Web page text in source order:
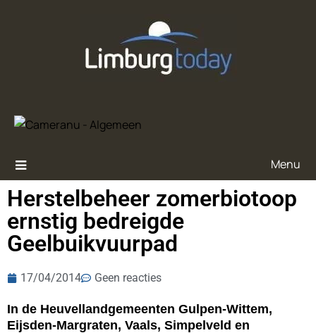
Menu
Herstelbeheer zomerbiotoop
ernstig bedreigde
Geelbuikvuurpad
17/04/2014 Geen reacties
In de Heuvellandgemeenten Gulpen-Wittem,
Eijsden-Margraten, Vaals, Simpelveld en